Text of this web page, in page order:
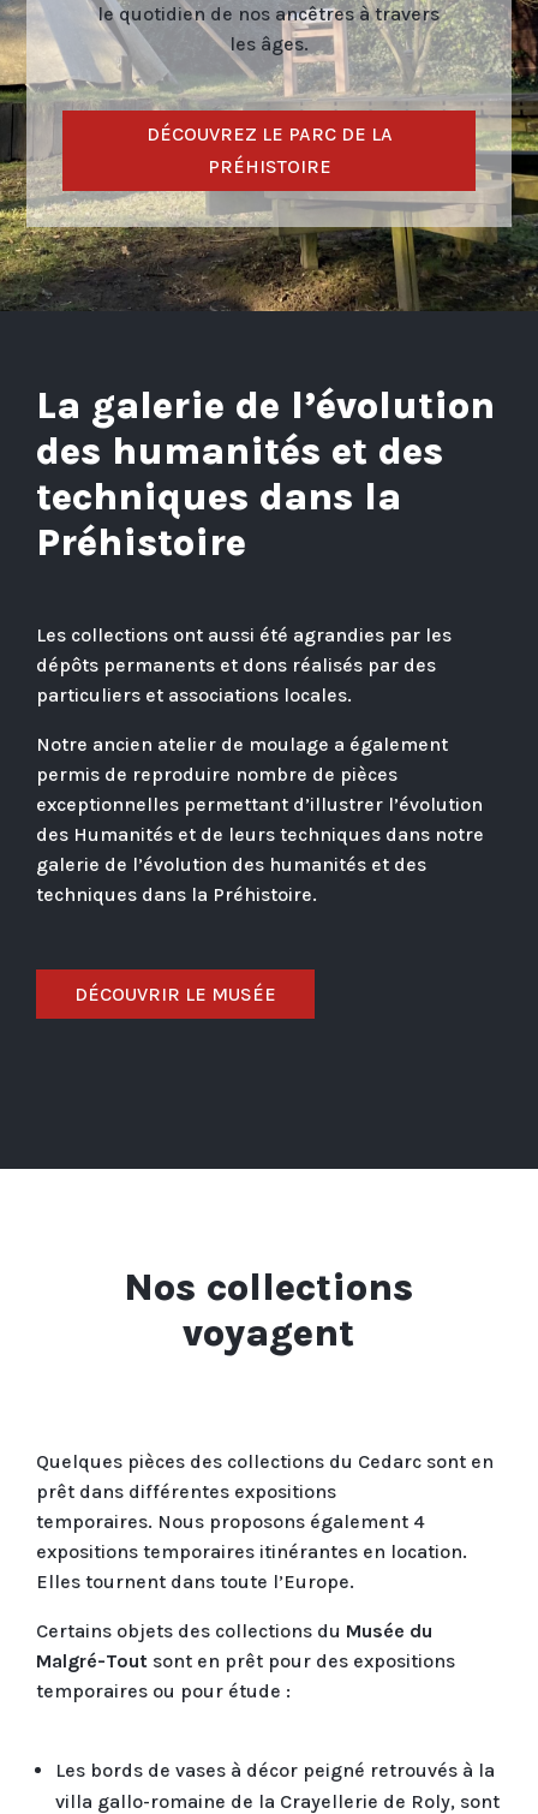
le quotidien de nos ancêtres à travers
les âges.
DÉCOUVREZ LE PARC DE LA
PRÉHISTOIRE
La galerie de l’évolution
des humanités et des
techniques dans la
Préhistoire
Les collections ont aussi été agrandies par les
dépôts permanents et dons réalisés par des
particuliers et associations locales.
Notre ancien atelier de moulage a également
permis de reproduire nombre de pièces
exceptionnelles permettant d’illustrer l’évolution
des Humanités et de leurs techniques dans notre
galerie de l’évolution des humanités et des
techniques dans la Préhistoire.
DÉCOUVRIR LE MUSÉE
Nos collections
voyagent
Quelques pièces des collections du Cedarc sont en
prêt dans différentes expositions
temporaires. Nous proposons également 4
expositions temporaires itinérantes en location.
Elles tournent dans toute l’Europe.
Certains objets des collections du Musée du
Malgré-Tout sont en prêt pour des expositions
temporaires ou pour étude :
Les bords de vases à décor peigné retrouvés à la
villa gallo-romaine de la Crayellerie de Roly, sont